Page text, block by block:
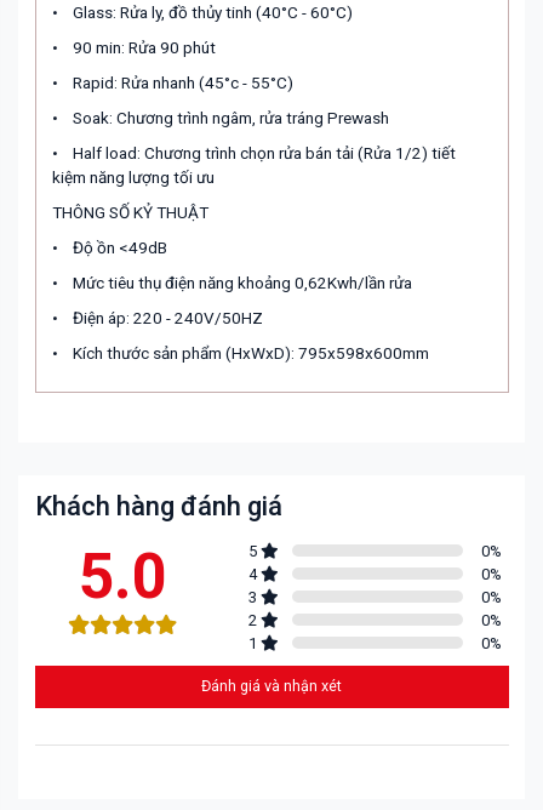
• Glass: Rửa ly, đồ thủy tinh (40°C - 60°C)
• 90 min: Rửa 90 phút
• Rapid: Rửa nhanh (45°c - 55°C)
• Soak: Chương trình ngâm, rửa tráng Prewash
• Half load: Chương trình chọn rửa bán tải (Rửa 1/2) tiết
kiệm năng lượng tối ưu
THÔNG SỐ KỶ THUẬT
• Độ ồn <49dB
• Mức tiêu thụ điện năng khoảng 0,62Kwh/lần rửa
• Điện áp: 220 - 240V/50HZ
• Kích thước sản phẩm (HxWxD): 795x598x600mm
Khách hàng đánh giá
5.0 5 0%
4
0%
3
0%
2
0%
1
0%
Đánh giá và nhận xét